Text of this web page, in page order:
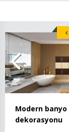
Modern banyo
dekorasyonu